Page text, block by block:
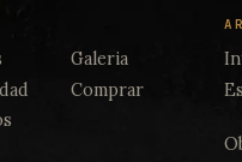
Galeria
Comprar